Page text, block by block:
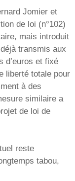
Jomier et
de loi (n°102)
mais introduit
transmis aux
d’euros et fixé
liberté totale pour
à des
similaire a
de loi de
reste
tabou,